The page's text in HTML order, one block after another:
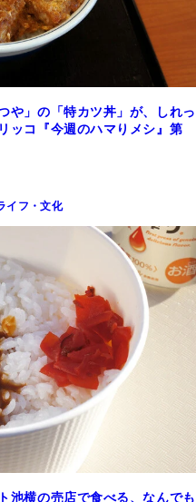
や」の「特カツ丼」が、しれっ
ッコ『今週のハマりメシ』第
イフ・文化
池横の売店で食べる、なんでも